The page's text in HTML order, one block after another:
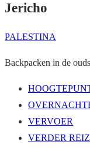
Jericho
PALESTINA
Backpacken in de
VERVOER
VERDER